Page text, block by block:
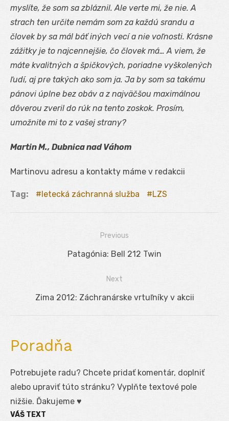
myslíte, že som sa zbláznil. Ale verte mi, že nie. A
strach ten určite nemám som za každú srandu a
človek by sa mál báť iných vecí a nie voľnosti. Krásne
zážitky je to najcennejšie, čo človek má… A viem, že
máte kvalitných a špičkových, poriadne vyškolených
ľudí, aj pre takých ako som ja. Ja by som sa takému
pánovi úplne bez obáv a z najväčšou maximálnou
dôverou zveril do rúk na tento zoskok. Prosím,
umožnite mi to z vašej strany?
Martin M., Dubnica nad Váhom
Martinovu adresu a kontakty máme v redakcii
Tag: letecká záchranná služba LZS
Navigácia
Previous
Previous
Patagónia: Bell 212 Twin
Next
Next
Zima 2012: Záchranárske vrtuľníky v akcii
Poradňa
Potrebujete radu? Chcete pridať komentár, doplniť
alebo upraviť túto stránku? Vyplňte textové pole
nižšie. Ďakujeme ♥
VÁŠ TEXT